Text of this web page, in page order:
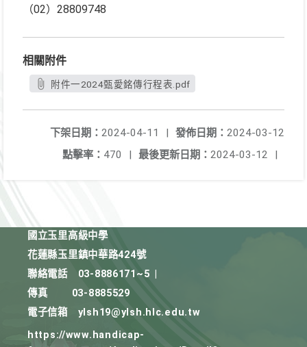
（02）28809748
相關附件
附件一2024甄愛銘傳行程表.pdf
發佈日期： 2024-03-12
下架日期： 2024-04-11
|
最後更新日期： 2024-03-12 |
點擊率： 470 |
國立玉里高級中學
花蓮縣玉里鎮中華路424號
聯絡電話
03-8886171~5
傳真
03-8885529
電子信箱
ylsh19@ylsh.hlc.edu.tw
https://www.handicap-